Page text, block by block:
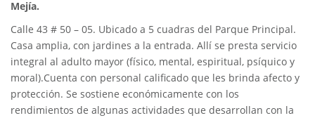
Mejía.
Calle 43 # 50 – 05. Ubicado a 5 cuadras del Parque Principal.
Casa amplia, con jardines a la entrada. Allí se presta servicio
integral al adulto mayor (físico, mental, espiritual, psíquico y
moral).Cuenta con personal calificado que les brinda afecto y
protección. Se sostiene económicamente con los
rendimientos de algunas actividades que desarrollan con la